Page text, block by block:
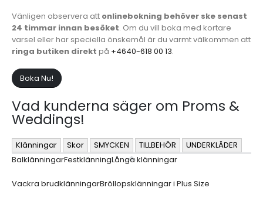
Vänligen observera att onlinebokning behöver ske senast
24 timmar innan besöket. Om du vill boka med kortare
varsel eller har speciella önskemål är du varmt välkommen att
ringa butiken direkt på +4640-618 00 13.
Boka Nu!
Vad kunderna säger om Proms &
Weddings!
Klänningar Skor SMYCKEN TILLBEHÖR
UNDERKLÄDER
BalklänningarFestklänningLånga klänningar
Vackra brudklänningarBröllopsklänningar i Plus Size